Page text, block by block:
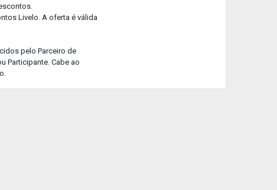
Livelo. A oferta é válida
pelo Parceiro de
Participante. Cabe ao